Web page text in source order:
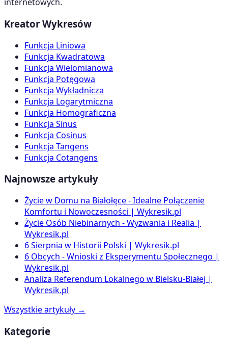
Kreator Wykresów
Funkcja Liniowa
Funkcja Kwadratowa
Funkcja Wielomianowa
Funkcja Potęgowa
Funkcja Wykładnicza
Funkcja Logarytmiczna
Funkcja Homograficzna
Funkcja Sinus
Funkcja Cosinus
Funkcja Tangens
Funkcja Cotangens
Najnowsze artykuły
Życie w Domu na Białołęce - Idealne Połączenie
Komfortu i Nowoczesności | Wykresik.pl
Życie Osób Niebinarnych - Wyzwania i Realia |
Wykresik.pl
6 Sierpnia w Historii Polski | Wykresik.pl
6 Obcych - Wnioski z Eksperymentu Społecznego |
Wykresik.pl
Analiza Referendum Lokalnego w Bielsku-Białej |
Wykresik.pl
Wszystkie artykuły →
Kategorie